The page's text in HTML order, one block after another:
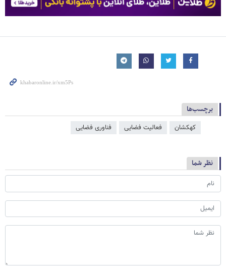
برچسب‌ها
کهکشان فعالیت فضایی فناوری فضایی
نظر شما